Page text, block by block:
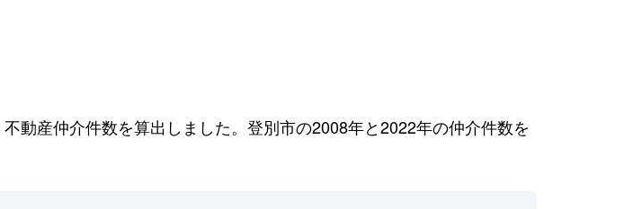
動産仲介件数を算出しました。登別市の2008年と2022年の仲介件数を